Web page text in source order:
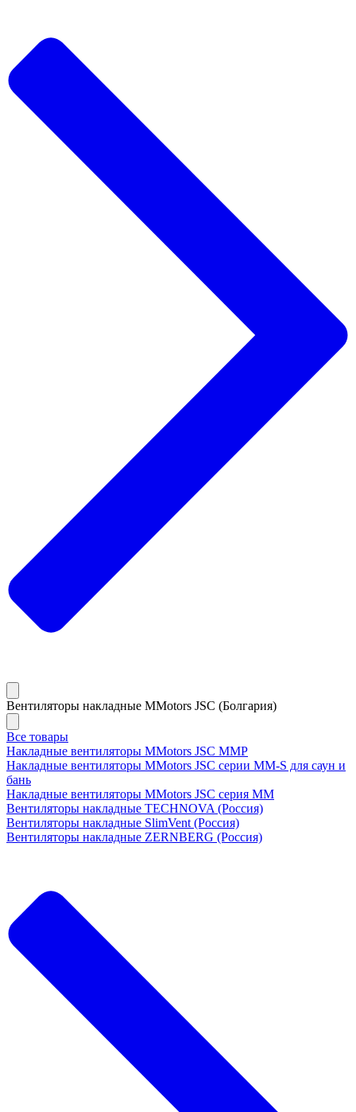
Вентиляторы накладные MMotors JSC (Болгария)
Все товары
Накладные вентиляторы MMotors JSC MMP
Накладные вентиляторы MMotors JSC серии MM-S для саун и
бань
Накладные вентиляторы MMotors JSC серия МM
Вентиляторы накладные TECHNOVA (Россия)
Вентиляторы накладные SlimVent (Россия)
Вентиляторы накладные ZERNBERG (Россия)